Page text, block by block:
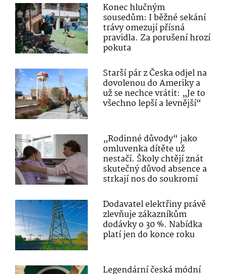
Konec hlučným
sousedům: I běžné sekání
trávy omezují přísná
pravidla. Za porušení hrozí
pokuta
Starší pár z Česka odjel na
dovolenou do Ameriky a
už se nechce vrátit: „Je to
všechno lepší a levnější“
„Rodinné důvody“ jako
omluvenka dítěte už
nestačí. Školy chtějí znát
skutečný důvod absence a
strkají nos do soukromí
Dodavatel elektřiny právě
zlevňuje zákazníkům
dodávky o 30 %. Nabídka
platí jen do konce roku
Legendární česká módní